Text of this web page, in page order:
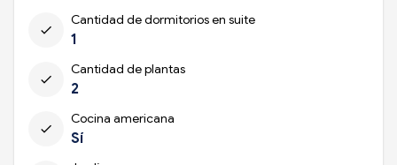
check
Cantidad de dormitorios en suite
1
check
Cantidad de plantas
2
check
Cocina americana
Sí